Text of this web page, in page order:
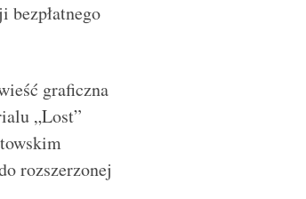
graficzna
„Lost”
rozszerzonej